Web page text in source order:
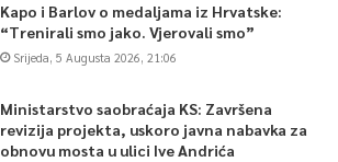
Kapo i Barlov o medaljama iz Hrvatske:
“Trenirali smo jako. Vjerovali smo”
Srijeda, 5 Augusta 2026, 21:06
Ministarstvo saobraćaja KS: Završena
revizija projekta, uskoro javna nabavka za
obnovu mosta u ulici Ive Andrića